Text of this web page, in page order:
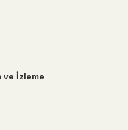
ve İzleme